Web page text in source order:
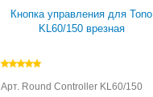
Кнопка управления для Tono
KL60/150 врезная
Арт. Round Controller KL60/150